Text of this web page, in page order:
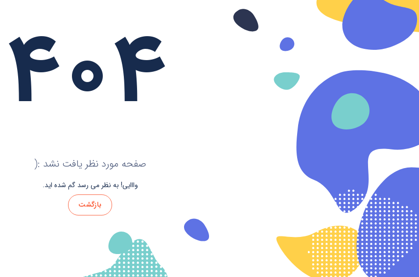
۴۰۴
صفحه مورد نظر یافت نشد :(
وااایی! به نظر می رسد گم شده اید.
بازگشت